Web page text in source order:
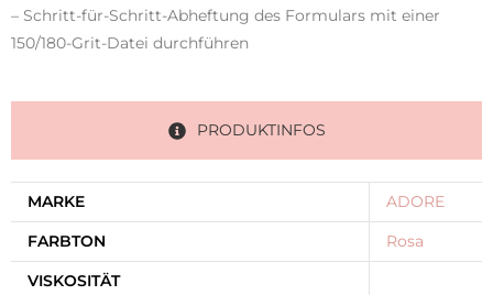
– Schritt-für-Schritt-Abheftung des Formulars mit einer
150/180-Grit-Datei durchführen
PRODUKTINFOS
MARKE
ADORE
FARBTON
Rosa
VISKOSITÄT